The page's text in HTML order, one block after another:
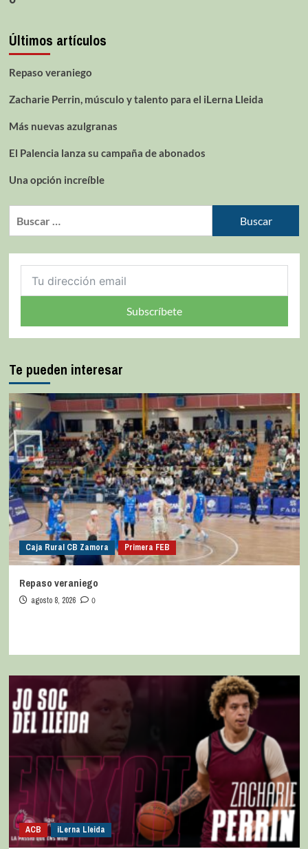
Últimos artículos
Repaso veraniego
Zacharie Perrin, músculo y talento para el iLerna Lleida
Más nuevas azulgranas
El Palencia lanza su campaña de abonados
Una opción increíble
Subscríbete
Te pueden interesar
Caja Rural CB Zamora Primera FEB
Repaso veraniego
agosto 8, 2026 0
ACB iLerna Lleida